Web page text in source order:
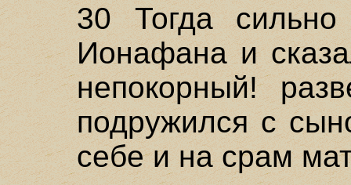
30 Тогда
Ионафана и
непокорный!
подружился с
себе и на срам